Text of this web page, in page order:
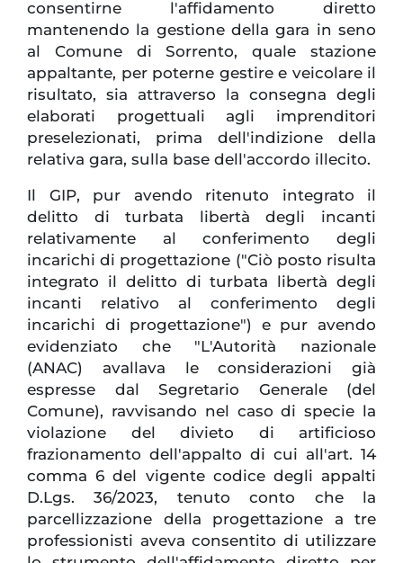
consentirne l'affidamento diretto
mantenendo la gestione della gara in seno
al Comune di Sorrento, quale stazione
appaltante, per poterne gestire e veicolare il
risultato, sia attraverso la consegna degli
elaborati progettuali agli imprenditori
preselezionati, prima dell'indizione della
relativa gara, sulla base dell'accordo illecito.
Il GIP, pur avendo ritenuto integrato il
delitto di turbata libertà degli incanti
relativamente al conferimento degli
incarichi di progettazione ("Ciò posto risulta
integrato il delitto di turbata libertà degli
incanti relativo al conferimento degli
incarichi di progettazione") e pur avendo
evidenziato che "L'Autorità nazionale
(ANAC) avallava le considerazioni già
espresse dal Segretario Generale (del
Comune), ravvisando nel caso di specie la
violazione del divieto di artificioso
frazionamento dell'appalto di cui all'art. 14
comma 6 del vigente codice degli appalti
D.Lgs. 36/2023, tenuto conto che la
parcellizzazione della progettazione a tre
professionisti aveva consentito di utilizzare